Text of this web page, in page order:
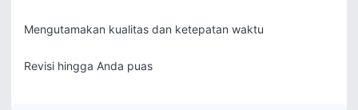
Mengutamakan kualitas dan ketepatan waktu
Revisi hingga Anda puas